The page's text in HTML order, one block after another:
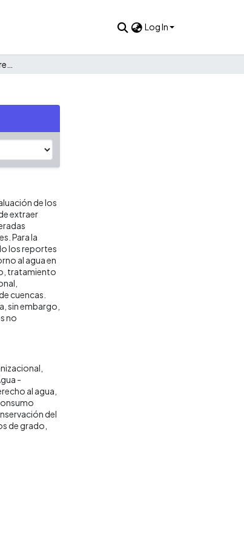
Log In
de los
extraer
Para la
los reportes
al agua en
tratamiento
cuencas.
sin embargo,
no
-
al agua
del
de grado